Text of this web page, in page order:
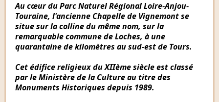
Au cœur du Parc Naturel Régional Loire-Anjou-
Touraine, l'ancienne Chapelle de Vignemont se
situe sur la colline du même nom, sur la
remarquable commune de Loches, à une
quarantaine de kilomètres au sud-est de Tours.
Cet édifice religieux du XIIème siècle est classé
par le Ministère de la Culture au titre des
Monuments Historiques depuis 1989.